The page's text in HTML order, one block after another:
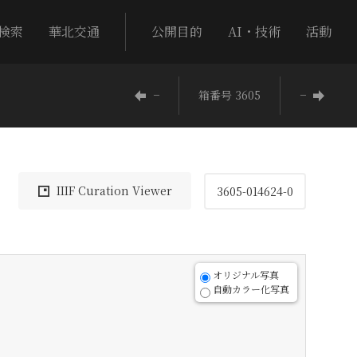
索 華北交通 公開目的 AI・技術 活動
− 箱番号 3605 −
IIIF Curation Viewer 3605-014624-0
オリジナル写真
自動カラー化写真